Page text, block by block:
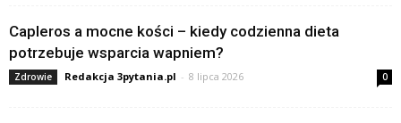
Capleros a mocne kości – kiedy codzienna dieta
potrzebuje wsparcia wapniem?
Zdrowie Redakcja 3pytania.pl - 8 lipca 2026 0